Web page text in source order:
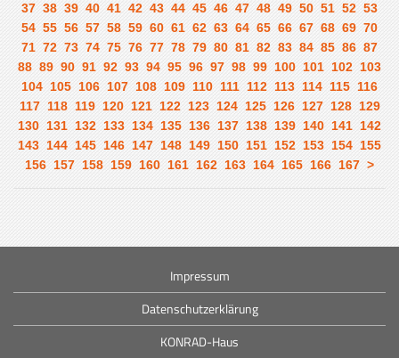
37 38 39 40 41 42 43 44 45 46 47 48 49 50 51 52 53
54 55 56 57 58 59 60 61 62 63 64 65 66 67 68 69 70
71 72 73 74 75 76 77 78 79 80 81 82 83 84 85 86 87
88 89 90 91 92 93 94 95 96 97 98 99 100 101 102 103
104 105 106 107 108 109 110 111 112 113 114 115 116
117 118 119 120 121 122 123 124 125 126 127 128 129
130 131 132 133 134 135 136 137 138 139 140 141 142
143 144 145 146 147 148 149 150 151 152 153 154 155
156 157 158 159 160 161 162 163 164 165 166 167 >
Impressum
Datenschutzerklärung
KONRAD-Haus